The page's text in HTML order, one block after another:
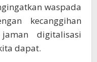
waspada
kecanggihan
digitalisasi
dapat.